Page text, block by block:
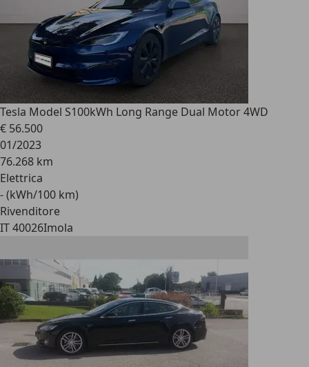
Tesla Model S100kWh Long Range Dual Motor 4WD
€ 56.500
01/2023
76.268 km
Elettrica
- (kWh/100 km)
Rivenditore
IT 40026Imola